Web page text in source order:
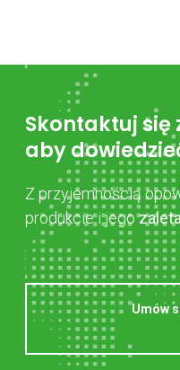
Skontaktuj się
aby
Z przyjemnością
produkcie i jego
Umów